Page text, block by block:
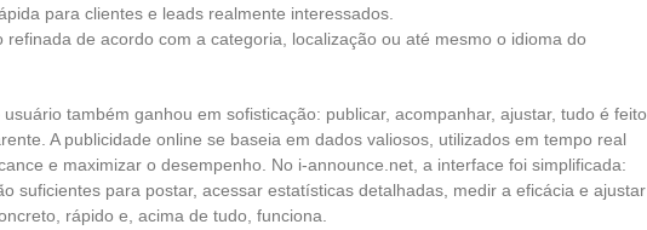
para clientes e leads realmente interessados.
refinada de acordo com a categoria, localização ou até mesmo o idioma do
também ganhou em sofisticação: publicar, acompanhar, ajustar, tudo é feito
A publicidade online se baseia em dados valiosos, utilizados em tempo real
e maximizar o desempenho. No i-announce.net, a interface foi simplificada:
suficientes para postar, acessar estatísticas detalhadas, medir a eficácia e ajustar
rápido e, acima de tudo, funciona.